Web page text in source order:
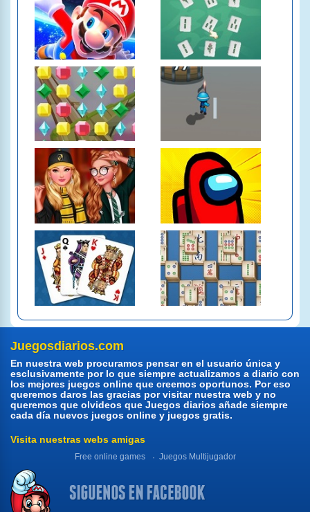
Juegosdiarios.com
En nuestra web procuramos pensar en el usuario única y
esclusivamente por lo que siempre actualizamos a diario con
los mejores juegos online que creemos oportunos. Por eso
queremos daros las gracias por visitar nuestra web y no
queremos que olvideos que Juegos diarios añade siempre
cada día nuevos juegos online y juegos gratis.
Visita nuestras webs amigas
Free online games Juegos Multijugador